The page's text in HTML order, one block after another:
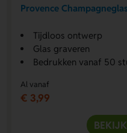
Provence Champagneglas
Tijdloos ontwerp
Glas graveren
Bedrukken vanaf 50
Al vanaf
€ 3,99